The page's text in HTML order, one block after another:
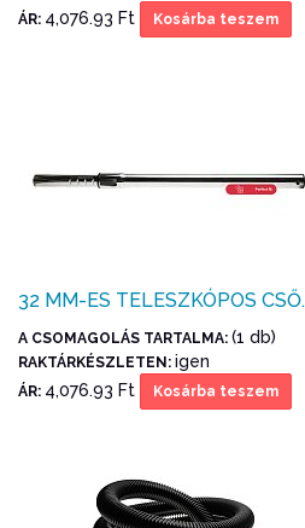
ÁR: 4,076.93 Ft Kosárba teszem
32 MM-ES TELESZKÓPOS CSŐ.
A CSOMAGOLÁS TARTALMA: (1 db)
RAKTÁRKÉSZLETEN: igen
ÁR: 4,076.93 Ft Kosárba teszem